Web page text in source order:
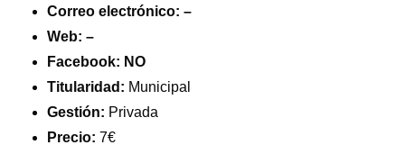
Correo electrónico: –
Web: –
Facebook: NO
Titularidad: Municipal
Gestión: Privada
Precio: 7€